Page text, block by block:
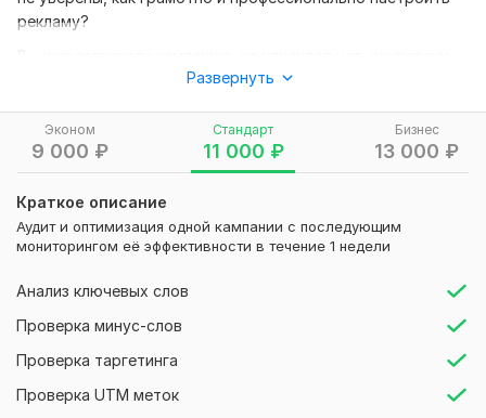
Эконом
9 000 ₽
Стандарт
11 000 ₽
Бизнес
13 000 ₽
Краткое описание
Аудит и оптимизация одной кампании с последующим
мониторингом её эффективности в течение 1 недели
Анализ ключевых слов
Проверка минус-слов
Проверка таргетинга
Проверка UTM меток
рекламу?
низкие, а бюджет уходит впустую?
Вы по адресу.
Я ИП, специалист по настройке и оптимизации Google Ads.
Работал с компаниями и частными клиентами, помогая
увеличивать конверсии, снижать стоимость клика и
улучшать эффективность существующих кампаний.
Что входит в услугу
Я проведу тщательный аудит вашего Google Ads и
Развернуть